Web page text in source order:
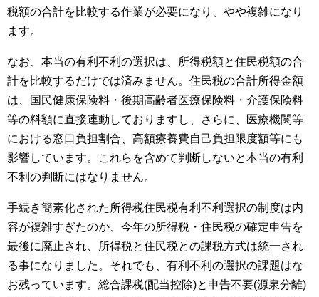
税額の合計を比較する作業が必要になり、やや複雑になり
ます。
なお、本当の有利不利の選択は、所得税額と住民税額の合
計を比較するだけでは済みません。住民税の合計所得金額
は、国民健康保険料・後期高齢者医療保険料・介護保険料
等の料額に直接連動しておりますし、さらに、医療機関等
における窓口負担割合、高額療養費自己負担限度額等にも
影響しています。これらを含めて判断しないと本当の有利
不利の判断にはなりません。
手続き簡素化された所得税住民税有利不利選択の制度は内
容が複雑すぎたのか、今年の所得税・住民税の確定申告を
最後に廃止され、所得税と住民税との課税方式は統一され
る事になりました。それでも、有利不利の選択の課題はな
お残っています。総合課税(配当控除)と申告不要(源泉分離)